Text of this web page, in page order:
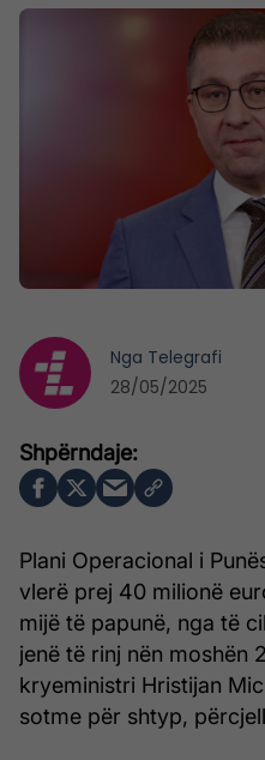
Plani Operacional i
vlerë prej 40 milionë
mijë të papunë, nga të
jenë të rinj nën moshën
kryeministri Hristijan
sotme për shtyp,
Nga Telegrafi
28/05/2025